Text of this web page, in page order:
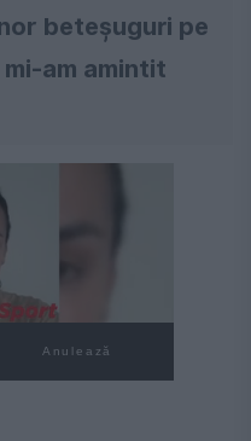
beteșuguri pe
mi-am amintit
Anulează